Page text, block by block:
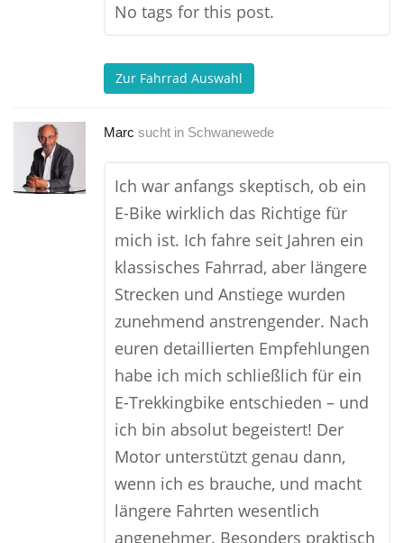
No tags for this post.
Zur Fahrrad Auswahl
Marc sucht in Schwanewede
Ich war anfangs skeptisch, ob ein
E-Bike wirklich das Richtige für
mich ist. Ich fahre seit Jahren ein
klassisches Fahrrad, aber längere
Strecken und Anstiege wurden
zunehmend anstrengender. Nach
euren detaillierten Empfehlungen
habe ich mich schließlich für ein
E-Trekkingbike entschieden – und
ich bin absolut begeistert! Der
Motor unterstützt genau dann,
wenn ich es brauche, und macht
längere Fahrten wesentlich
angenehmer. Besonders praktisch